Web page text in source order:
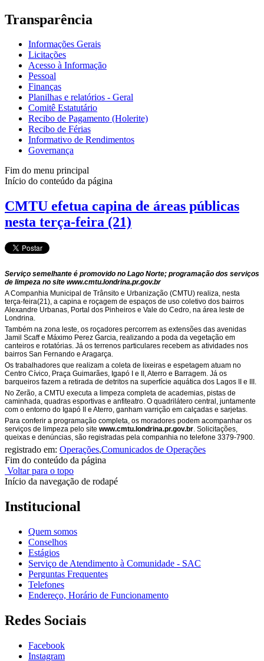
Transparência
Informações Gerais
Licitações
Acesso à Informação
Pessoal
Finanças
Planilhas e relatórios - Geral
Comitê Estatutário
Recibo de Pagamento (Holerite)
Recibo de Férias
Informativo de Rendimentos
Governança
Fim do menu principal
Início do conteúdo da página
CMTU efetua capina de áreas públicas
nesta terça-feira (21)
Serviço semelhante é promovido no Lago Norte; programação dos serviços
de limpeza no site www.cmtu.londrina.pr.gov.br
A Companhia Municipal de Trânsito e Urbanização (CMTU) realiza, nesta
terça-feira(21), a capina e roçagem de espaços de uso coletivo dos bairros
Alexandre Urbanas, Portal dos Pinheiros e Vale do Cedro, na área leste de
Londrina.
Também na zona leste, os roçadores percorrem as extensões das avenidas
Jamil Scaff e Máximo Perez Garcia, realizando a poda da vegetação em
canteiros e rotatórias. Já os terrenos particulares recebem as atividades nos
bairros San Fernando e Aragarça.
Os trabalhadores que realizam a coleta de lixeiras e espetagem atuam no
Centro Cívico, Praça Guimarães, Igapó I e II, Aterro e Barragem. Já os
barqueiros fazem a retirada de detritos na superfície aquática dos Lagos II e III.
No Zerão, a CMTU executa a limpeza completa de academias, pistas de
caminhada, quadras esportivas e anfiteatro. O quadrilátero central, juntamente
com o entorno do Igapó II e Aterro, ganham varrição em calçadas e sarjetas.
Para conferir a programação completa, os moradores podem acompanhar os
serviços de limpeza pelo site www.cmtu.londrina.pr.gov.br. Solicitações,
queixas e denúncias, são registradas pela companhia no telefone 3379-7900.
registrado em: Operações,Comunicados de Operações
Fim do conteúdo da página
Voltar para o topo
Início da navegação de rodapé
Institucional
Quem somos
Conselhos
Estágios
Serviço de Atendimento à Comunidade - SAC
Perguntas Frequentes
Telefones
Endereço, Horário de Funcionamento
Redes Sociais
Facebook
Instagram